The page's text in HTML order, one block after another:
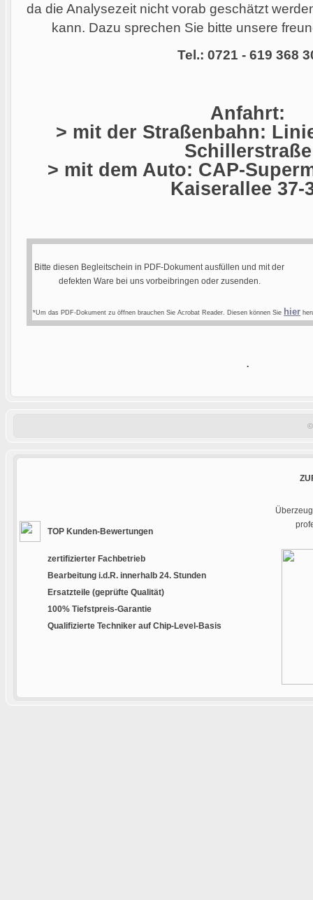
da die Analysezeit nicht vorab geschätzt
kann. Dazu sprechen Sie bitte unsere
Tel.: 0721 - 619 368
Anfahrt:
> mit der Straßenbahn:
Schillerstraße
> mit dem Auto: CAP-
Kaiserallee 37-
Bitte diesen Begleitschein in PDF-Dokument ausfüllen und mit der
defekten Ware bei uns vorbeibringen oder zusenden.
*Um das PDF-Dokument zu öffnen brauchen Sie Acrobat Reader. Diesen können Sie hier
.
©
TOP Kunden-Bewertungen
zertifizierter Fachbetrieb
Bearbeitung i.d.R. innerhalb 24. Stunden
Ersatzteile (geprüfte Qualität)
100% Tiefstpreis-Garantie
Qualifizierte Techniker auf Chip-Level-Basis